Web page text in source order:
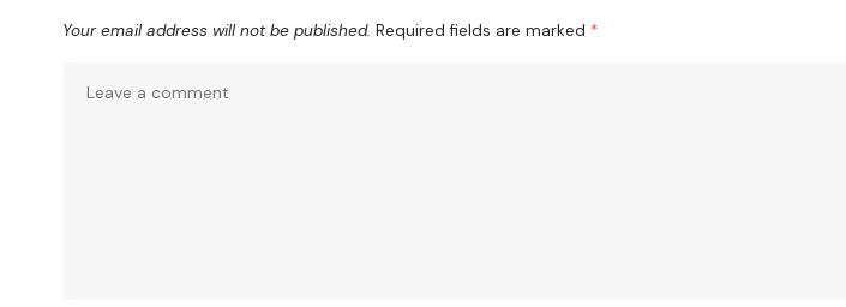
Your email address will not be published. Required fields are marked *